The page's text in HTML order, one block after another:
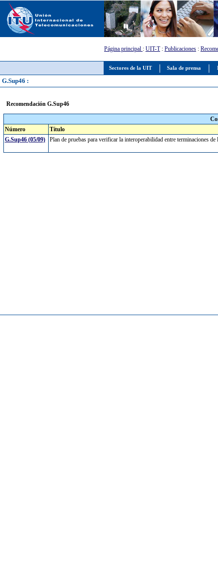
Sectores de la UIT Sala de prensa
Página principal : UIT-T: Publicaciones :
G.Sup46 :
Recomendación G.Sup46
Número
Título
G.Sup46 (05/09)
Plan de pruebas para verificar la interoperabilidad entre terminaciones